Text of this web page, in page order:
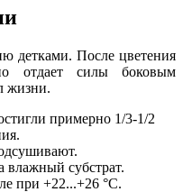
детками. После цветения
отдает силы боковым
жизни.
примерно 1/3-1/2
влажный субстрат.
при +22...+26 °C.